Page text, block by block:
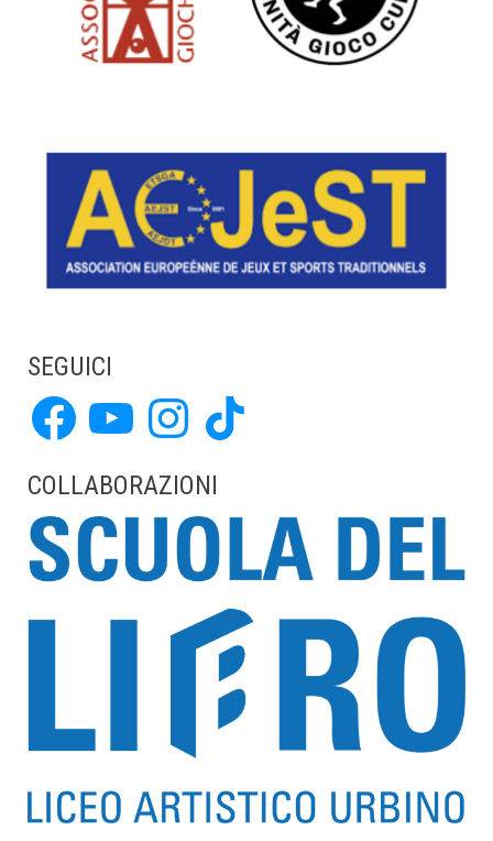
SEGUICI
FacebookYouTube Instagram TikTok
COLLABORAZIONI